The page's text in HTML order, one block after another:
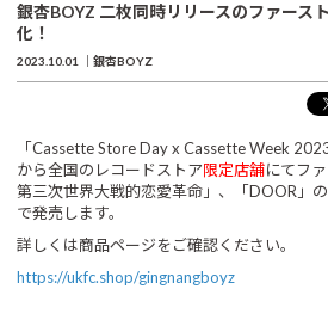
銀杏BOYZ 二枚同時リリースのファー
化！
2023.10.01 銀杏BOYZ
「Cassette Store Day x Cassette Week
から全国のレコードストア限定店舗にてフ
第三次世界大戦的恋愛革命」、「DOOR 」
で発売します。
詳しくは商品ページをご確認ください。
https://ukfc.shop/gingnangboyz